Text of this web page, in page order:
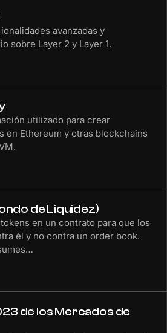
avanzadas y
sobre Layer 2 y Layer 1.
utilizado para crear
en Ethereum y otras blockchains
de Liquidez)
en un contrato para que los
él y no contra un order book.
de los Mercados de